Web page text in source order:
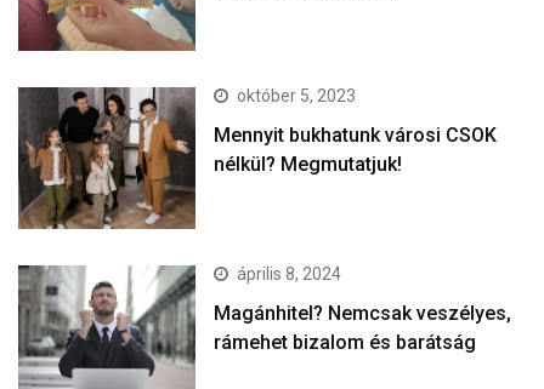
október 5, 2023
Mennyit bukhatunk városi CSOK
nélkül? Megmutatjuk!
április 8, 2024
Magánhitel? Nemcsak veszélyes,
rámehet bizalom és barátság